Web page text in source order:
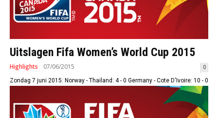
Uitslagen Fifa Women’s World Cup 2015
Highlights 07/06/2015 0
Zondag 7 juni 2015: Norway - Thailand: 4 - 0 Germany - Cote D'Ivoire: 10 - 0